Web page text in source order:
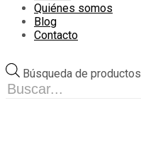
Quiénes somos
Blog
Contacto
Búsqueda de productos